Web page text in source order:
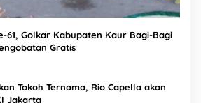
61, Golkar Kabupaten Kaur Bagi-Bagi
Gratis
Tokoh Ternama, Rio Capella akan
Jakarta